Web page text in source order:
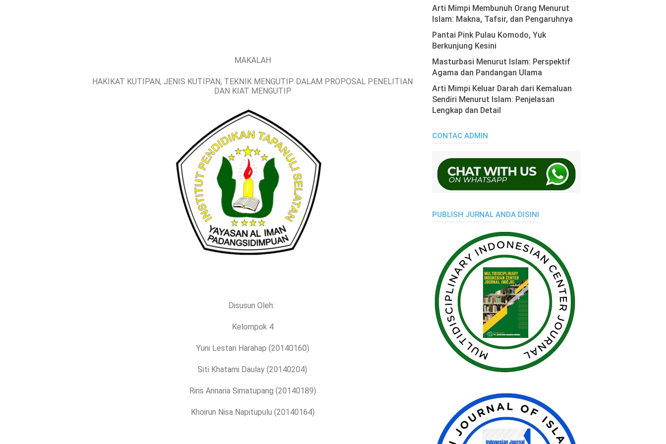
MAKALAH
HAKIKAT KUTIPAN, JENIS KUTIPAN, TEKNIK MENGUTIP DALAM PROPOSAL PENELITIAN
DAN KIAT MENGUTIP
Disusun Oleh:
Kelompok 4
Yuni Lestari Harahap (20140160)
Siti Khatami Daulay (20140204)
Riris Annaria Simatupang (20140189)
Khoirun Nisa Napitupulu (20140164)
Arti Mimpi Membunuh Orang Menurut
Islam: Makna, Tafsir, dan Pengaruhnya
Pantai Pink Pulau Komodo, Yuk
Berkunjung Kesini
Masturbasi Menurut Islam: Perspektif
Agama dan Pandangan Ulama
Arti Mimpi Keluar Darah dari Kemaluan
Sendiri Menurut Islam: Penjelasan
Lengkap dan Detail
CONTAC ADMIN
PUBLISH JURNAL ANDA DISINI